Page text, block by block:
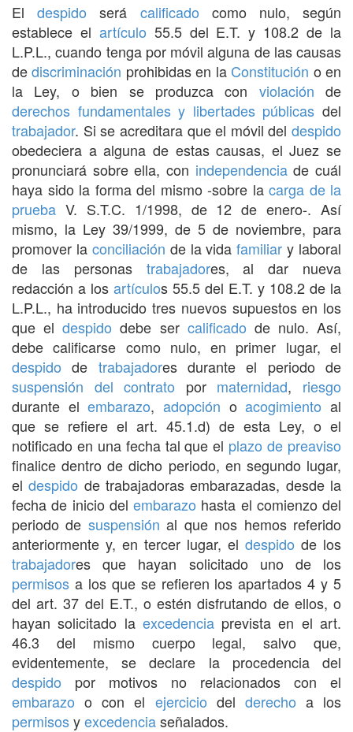
Eldespido será calificado como nulo, según
establece el artículo 55.5 del E.T. y 108.2 de la
L.P.L., cuando tenga por móvil alguna de las causas
dediscriminación prohibidas en la Constitución o en
la Ley, o bien se produzca con violación de
derechos fundamentales y libertades públicas del
trabajador. Si se acreditara que el móvil del despido
obedeciera a alguna de estas causas, el Juez se
pronunciará sobre ella, con independenciade cuál
haya sido la forma del mismo -sobre la carga de la
prueba V. S.T.C. 1/1998, de 12 de enero-. Así
mismo, la Ley 39/1999, de 5 de noviembre, para
promover la conciliación de la vidafamiliar y laboral
de las personas trabajadores, al dar nueva
redacción a los artículos 55.5 del E.T. y 108.2 de la
L.P.L., ha introducido tres nuevos supuestos en los
que eldespido debe ser calificado de nulo. Así,
debe calificarse como nulo, en primer lugar, el
despido de trabajadores durante el periodo de
suspensión del contrato por maternidad, riesgo
durante elembarazo,adopción oacogimiento al
que se refiere el art. 45.1.d) de esta Ley, o el
notificado en una fecha tal que el plazo de preaviso
finalice dentro de dicho periodo, en segundo lugar,
eldespido de trabajadoras embarazadas, desde la
fecha de inicio del embarazo hasta el comienzo del
periodo de suspensión al que nos hemos referido
anteriormente y, en tercer lugar, el despido de los
trabajadores que hayan solicitado uno de los
permisos a los que se refieren los apartados 4 y 5
del art. 37 del E.T., o estén disfrutando de ellos, o
hayan solicitado la excedenciaprevista en el art.
46.3 del mismo cuerpo legal, salvo que,
evidentemente, se declare la procedencia del
despido por motivos no relacionados con el
embarazo o con el ejercicio del derecho a los
permisosyexcedenciaseñalados.